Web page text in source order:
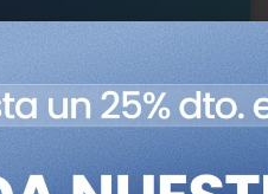
de la manera que
a la mayor